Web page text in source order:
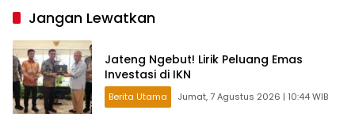
Jangan Lewatkan
Jateng Ngebut! Lirik Peluang Emas
Investasi di IKN
Berita Utama Jumat, 7 Agustus 2026 | 10:44 WIB